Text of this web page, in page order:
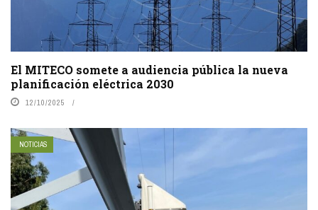
El MITECO somete a audiencia pública la nueva
planificación eléctrica 2030
12/10/2025
NOTICIAS